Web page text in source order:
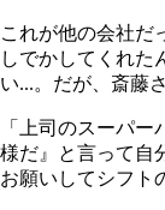
これが他の会社だ
しでかしてくれた
い...。だが、斎藤
「上司のスーパ
様だ』と言って自
お願いしてシフト